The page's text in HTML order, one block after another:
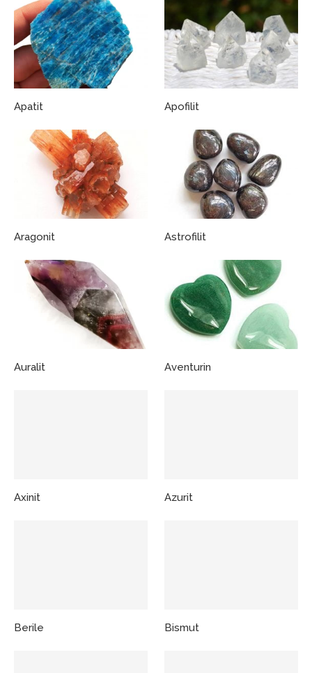
Apatit Apofilit
Aragonit Astrofilit
Auralit Aventurin
Axinit Azurit
Berile Bismut